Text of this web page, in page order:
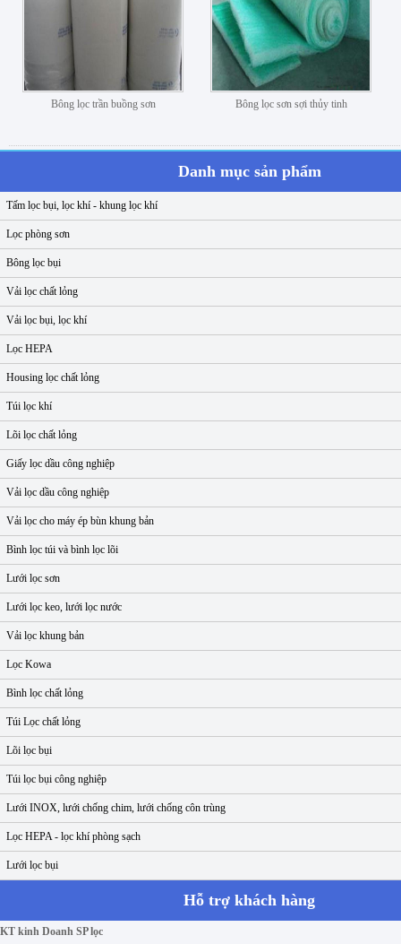
Bông lọc trần buồng sơn Bông lọc sơn sợi thủy tinh
Danh mục sản phẩm
Tấm lọc bụi, lọc khí - khung lọc khí
Lọc phòng sơn
Bông lọc bụi
Vải lọc chất lỏng
Vải lọc bụi, lọc khí
Lọc HEPA
Housing lọc chất lỏng
Túi lọc khí
Lõi lọc chất lỏng
Giấy lọc dầu công nghiệp
Vải lọc dầu công nghiệp
Vải lọc cho máy ép bùn khung bản
Bình lọc túi và bình lọc lõi
Lưới lọc sơn
Lưới lọc keo, lưới lọc nước
Vải lọc khung bản
Lọc Kowa
Bình lọc chất lỏng
Túi Lọc chất lỏng
Lõi lọc bụi
Túi lọc bụi công nghiệp
Lưới INOX, lưới chống chim, lưới chống côn trùng
Lọc HEPA - lọc khí phòng sạch
Lưới lọc bụi
Hỗ trợ khách hàng
KT kinh Doanh SP lọc